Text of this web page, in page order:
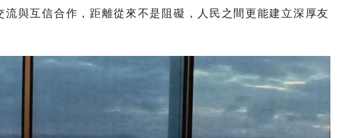
流與互信合作，距離從來不是阻礙，人民之間更能建立深厚友